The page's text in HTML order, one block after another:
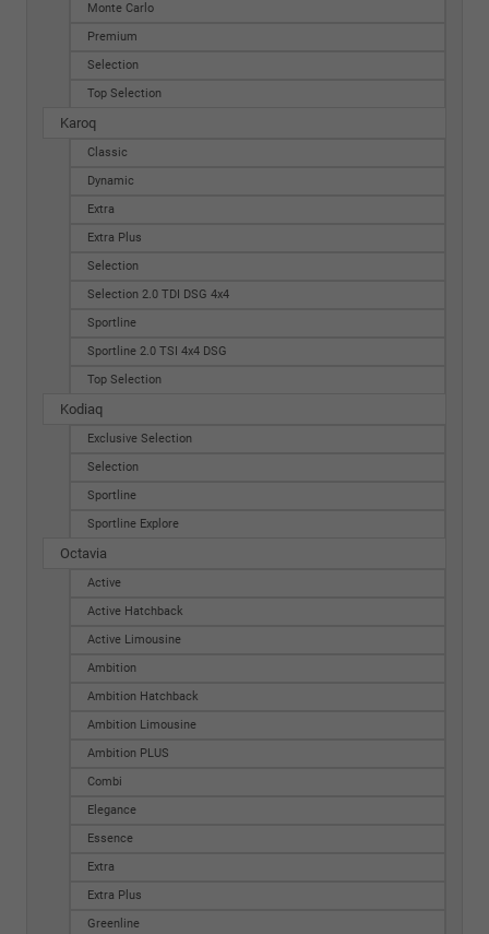
Monte Carlo
Premium
Selection
Top Selection
Karoq
Classic
Dynamic
Extra
Extra Plus
Selection
Selection 2.0 TDI DSG 4x4
Sportline
Sportline 2.0 TSI 4x4 DSG
Top Selection
Kodiaq
Exclusive Selection
Selection
Sportline
Sportline Explore
Octavia
Active
Active Hatchback
Active Limousine
Ambition
Ambition Hatchback
Ambition Limousine
Ambition PLUS
Combi
Elegance
Essence
Extra
Extra Plus
Greenline